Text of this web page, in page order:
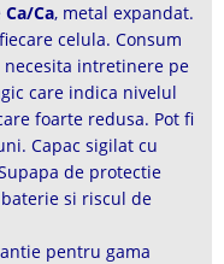
Ca/Ca, metal expandat.
celula. Consum
intretinere pe
care indica nivelul
foarte redusa. Pot fi
Capac sigilat cu
de protectie
si riscul de
pentru gama